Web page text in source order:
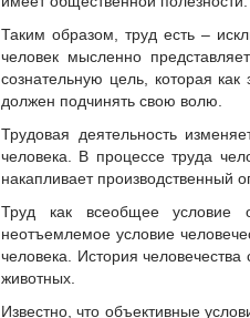
Таким образом, труд есть –
человек мысленно
сознательную цель, которая
должен подчинять свою волю.
Трудовая деятельность
человека. В процессе труда
накапливает производственный
Труд как всеобщее условие
неотъемлемое условие
человека. История человечества
животных.
Известно, что объективные